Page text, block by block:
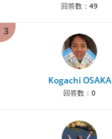
回答数： 49
3
Kogachi OSAKA
回答数： 0